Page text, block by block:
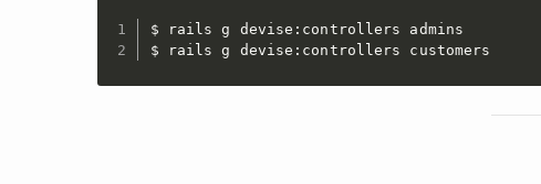
$ rails g devise:controllers admins
$ rails g devise:controllers customers